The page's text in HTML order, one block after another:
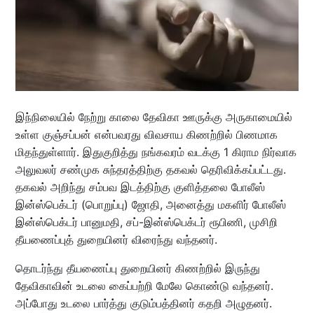
இந்நிலையில் நேற்று காலை தேவிகா ஊருக்கு அருகாமையில்
உள்ள குஞ்சப்பன் என்பவரது விவசாய கிணற்றில் பிணமாக
மிதந்துள்ளார். இதுகுறித்து நங்கவரம் வடக்கு 1 கிராம நிர்வாக
அலுவலர் சண்முக சுந்தரத்திற்கு தகவல் தெரிவிக்கப்பட்டது.
தகவல் அறிந்து சம்பவ இடத்திற்கு குளித்தலை போலீஸ்
இன்ஸ்பெக்டர் (பொறுப்பு) ஜோதி, அனைத்து மகளிர் போலீஸ்
இன்ஸ்பெக்டர் பானுமதி, சப்-இன்ஸ்பெக்டர் ரூபிணி, முசிறி
தீயணைப்புத் துறையினர் விரைந்து வந்தனர்.
தொடர்ந்து தீயணைப்பு துறையினர் கிணற்றில் இருந்து
தேவிகாவின் உடலை கைப்பற்றி மேலே கொண்டு வந்தனர்.
அப்போது உடலை பார்த்து குடும்பத்தினர் கதறி அழுதனர்.